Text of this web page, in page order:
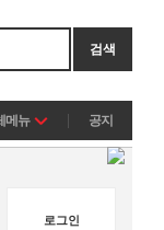
검색
메뉴 공지
로그인